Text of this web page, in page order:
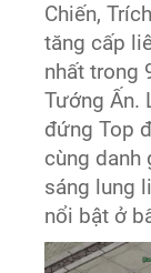
Chiến,
tăng cấp
nhất trong
Tướng Ấn.
đứng Top
cùng danh
sáng lung
nổi bật ở